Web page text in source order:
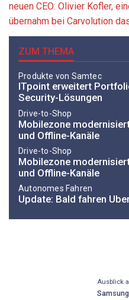
neuen CEO: Olivier Kofler,
übernahm bei Carvolution
ZUM THEMA
Produkte von Samtec
ITpoint erweitert
Security-Lösungen
Drive-to-Shop
Mobilezone
und Offline-Kanäle
Drive-to-Shop
Mobilezone
und Offline-Kanäle
Autonomes Fahren
Update: Bald fahren
Ausblick